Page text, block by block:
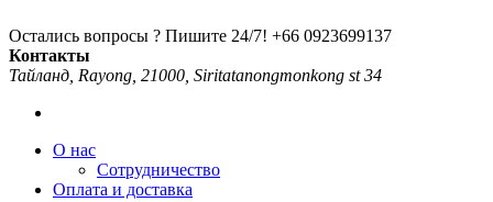
Остались вопросы ? Пишите 24/7! +66 0923699137
Контакты
Тайланд, Rayong, 21000, Siritatanongmonkong st 34
О нас
Сотрудничество
Оплата и доставка